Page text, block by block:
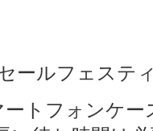
ールフェステ
ートフォンケ